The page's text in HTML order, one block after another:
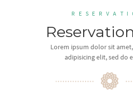
Lorem ipsum dolor sit
adipisicing elit, sed do